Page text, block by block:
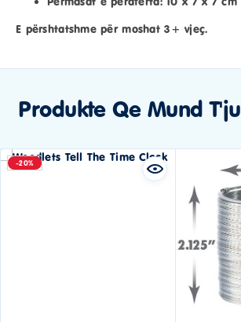
E përshtatshme për moshat 3+ vjeç.
Produkte Qe Mund
-20%